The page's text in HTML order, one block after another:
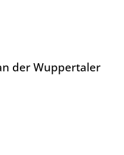
der Wuppertaler
Uni